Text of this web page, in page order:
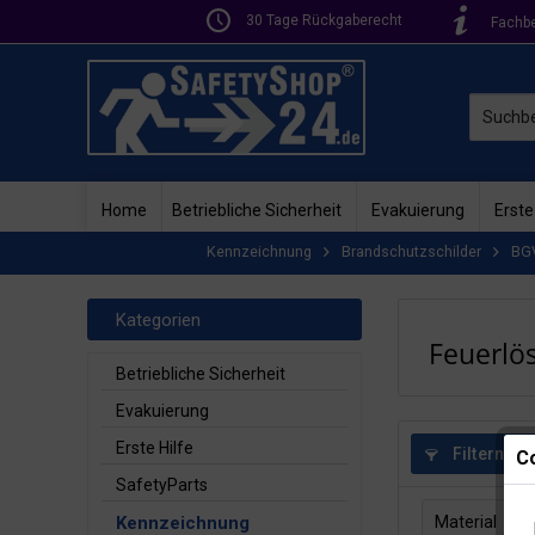
30 Tage Rückgaberecht
Home Betriebliche Sicherheit Evakuierung
Kennzeichnung Brandschutzschilder
Kategorien
Betriebliche Sicherheit
Evakuierung
Erste Hilfe
SafetyParts
Kennzeichnung
Filtern
Material